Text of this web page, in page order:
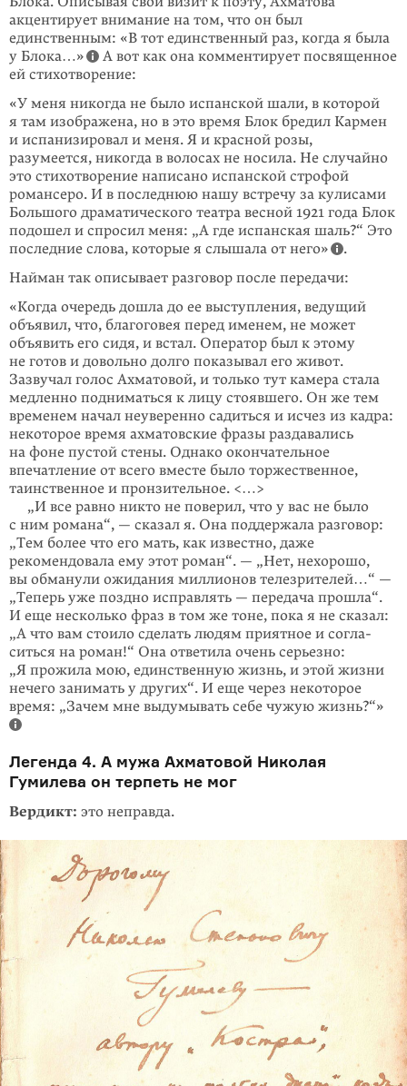
акцентирует внимание на том, что он был
единственным: «В тот единственный раз, когда я была
у Блока…»
А вот как она комментирует посвященное
ей стихотворение:
«У меня никогда не было испанской шали, в которой
я там изображена, но в это время Блок бредил Кармен
и испанизировал и меня. Я и крас­ной розы,
разумеется, никогда в волосах не носила. Не случайно
это стихотворение написано испанской строфой
романсеро. И в последнюю нашу встречу за кулисами
Большого драматического театра весной 1921 года Блок
подошел и спросил меня: „А где испанская шаль?“ Это
последние слова, которые я слышала от него»
.
Найман так описывает разговор после передачи:
«Когда очередь дошла до ее выступления, ведущий
объявил, что, благо­говея перед именем, не может
объявить его сидя, и встал. Оператор был к этому
не готов и довольно долго показывал его живот.
Зазвучал голос Ахматовой, и только тут камера стала
медленно подниматься к лицу стоявшего. Он же тем
временем начал неуверенно садиться и исчез из кадра:
некоторое время ахматовские фразы раздавались
на фоне пустой стены. Однако окончательное
впечатление от всего вместе было торжественное,
таинственное и пронзительное. <…>
„И все равно никто не поверил, что у вас не было
с ним романа“, — сказал я. Она поддержала разговор:
„Тем более что его мать, как извест­но, даже
рекомендовала ему этот роман“. — „Нет, нехорошо,
вы обма­нули ожидания миллионов телезрителей…“ —
„Теперь уже поздно исправлять — передача прошла“.
И еще несколько фраз в том же тоне, пока я не сказал:
„А что вам стоило сделать людям приятное и согла­
ситься на роман!“ Она ответила очень серьезно:
„Я прожила мою, единственную жизнь, и этой жизни
нечего занимать у других“. И еще через некоторое
время: „Зачем мне выдумывать себе чужую жизнь?“»
Легенда 4. А мужа Ахматовой Николая
Гумилева он терпеть не мог
Вердикт: это неправда.